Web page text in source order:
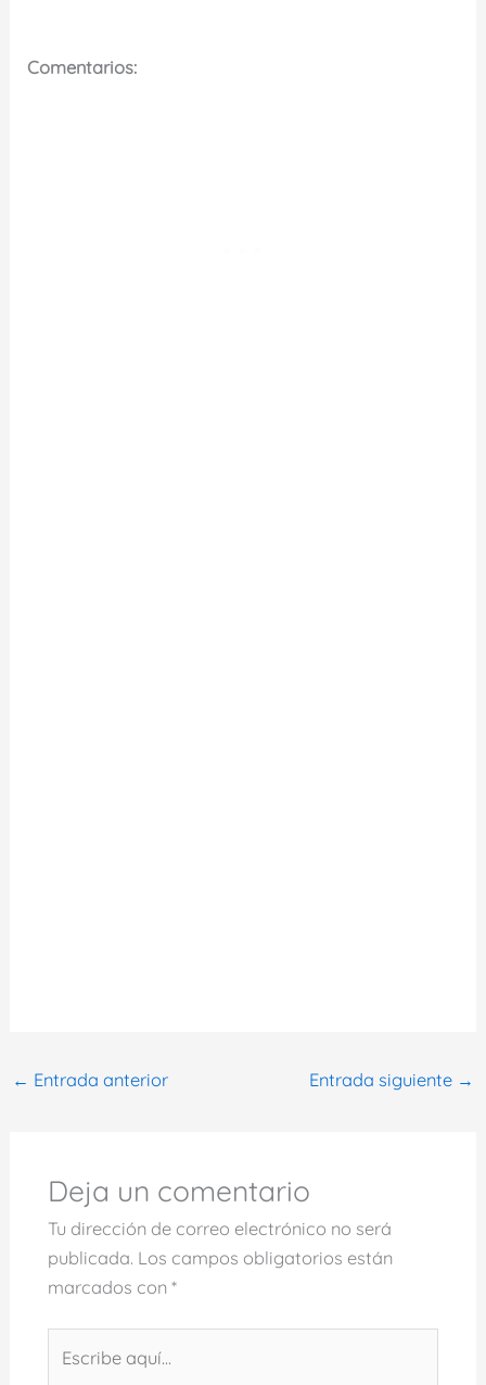
Comentarios:
← Entrada anterior Entrada siguiente →
Deja un comentario
Tu dirección de correo electrónico no será
publicada. Los campos obligatorios están
marcados con *
aquí...